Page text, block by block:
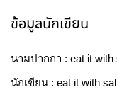
ข้อมูลนักเขียน
นามปากกา : eat it with
นักเขียน : eat it with